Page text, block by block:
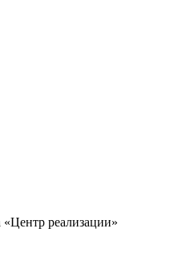
реализации»